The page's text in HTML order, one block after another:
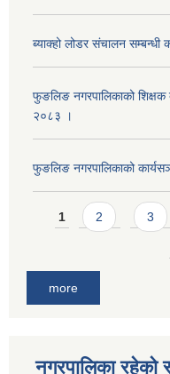
ब्याक्हो लोडर संचालन सम्बन्धी
फुङलिङ नगरपालिकाको शिक्षक
२०८३ ।
फुङलिङ नगरपालिकाको
Pages
1 2 3
more
नगरपालिका रहेको